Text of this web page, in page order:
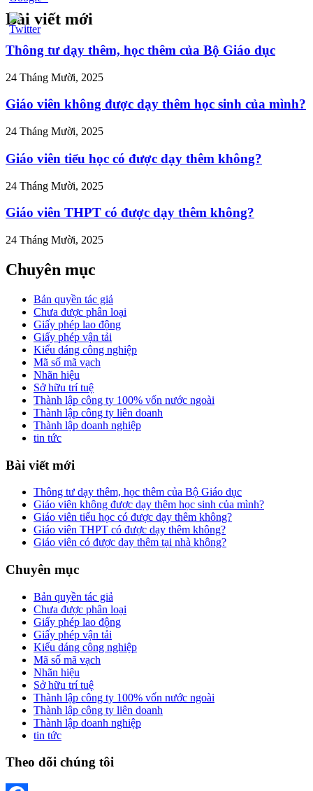
dieu-
Bài viết mới
Thông tư dạy thêm, học thêm của Bộ Giáo dục
24 Tháng Mười, 2025
Giáo viên không được dạy thêm học sinh của mình?
24 Tháng Mười, 2025
Giáo viên tiểu học có được dạy thêm không?
24 Tháng Mười, 2025
Giáo viên THPT có được dạy thêm không?
24 Tháng Mười, 2025
Chuyên mục
Bản quyền tác giả
Chưa được phân loại
Giấy phép lao động
Giấy phép vận tải
Kiểu dáng công nghiệp
Mã số mã vạch
Nhãn hiệu
Sở hữu trí tuệ
Thành lập công ty 100% vốn nước ngoài
Thành lập công ty liên doanh
Thành lập doanh nghiệp
tin tức
Bài viết mới
Thông tư dạy thêm, học thêm của Bộ Giáo dục
Giáo viên không được dạy thêm học sinh của mình?
Giáo viên tiểu học có được dạy thêm không?
Giáo viên THPT có được dạy thêm không?
Giáo viên có được dạy thêm tại nhà không?
Chuyên mục
Bản quyền tác giả
Chưa được phân loại
Giấy phép lao động
Giấy phép vận tải
Kiểu dáng công nghiệp
Mã số mã vạch
Nhãn hiệu
Sở hữu trí tuệ
Thành lập công ty 100% vốn nước ngoài
Thành lập công ty liên doanh
Thành lập doanh nghiệp
tin tức
Theo dõi chúng tôi